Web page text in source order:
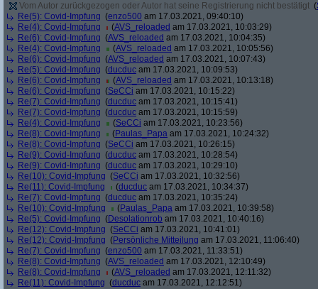
Vom Autor zurückgezogen oder Autor hat seine Registrierung nicht bestätigt (
Re(5): Covid-Impfung (enzo500 am 17.03.2021, 09:40:10)
Re(4): Covid-Impfung
(AVS_reloaded am 17.03.2021, 10:03:29)
Re(6): Covid-Impfung (AVS_reloaded am 17.03.2021, 10:04:35)
Re(4): Covid-Impfung
(AVS_reloaded am 17.03.2021, 10:05:56)
Re(6): Covid-Impfung (AVS_reloaded am 17.03.2021, 10:07:43)
Re(5): Covid-Impfung (ducduc am 17.03.2021, 10:09:53)
Re(6): Covid-Impfung
(AVS_reloaded am 17.03.2021, 10:13:18)
Re(6): Covid-Impfung (SeCCi am 17.03.2021, 10:15:22)
Re(7): Covid-Impfung (ducduc am 17.03.2021, 10:15:41)
Re(7): Covid-Impfung (ducduc am 17.03.2021, 10:15:59)
Re(4): Covid-Impfung
(SeCCi am 17.03.2021, 10:23:56)
Re(8): Covid-Impfung
(Paulas_Papa am 17.03.2021, 10:24:32)
Re(8): Covid-Impfung (SeCCi am 17.03.2021, 10:26:15)
Re(9): Covid-Impfung (ducduc am 17.03.2021, 10:28:54)
Re(9): Covid-Impfung (ducduc am 17.03.2021, 10:29:10)
Re(10): Covid-Impfung (SeCCi am 17.03.2021, 10:32:56)
Re(11): Covid-Impfung
(ducduc am 17.03.2021, 10:34:37)
Re(7): Covid-Impfung (ducduc am 17.03.2021, 10:35:24)
Re(10): Covid-Impfung
(Paulas_Papa am 17.03.2021, 10:39:58)
Re(5): Covid-Impfung (Desolationrob am 17.03.2021, 10:40:16)
Re(12): Covid-Impfung (SeCCi am 17.03.2021, 10:41:01)
Re(12): Covid-Impfung (Persönliche Mitteilung am 17.03.2021, 11:06:40)
Re(7): Covid-Impfung (enzo500 am 17.03.2021, 11:33:51)
Re(8): Covid-Impfung (AVS_reloaded am 17.03.2021, 12:10:49)
Re(8): Covid-Impfung
(AVS_reloaded am 17.03.2021, 12:11:32)
Re(11): Covid-Impfung (ducduc am 17.03.2021, 12:12:51)